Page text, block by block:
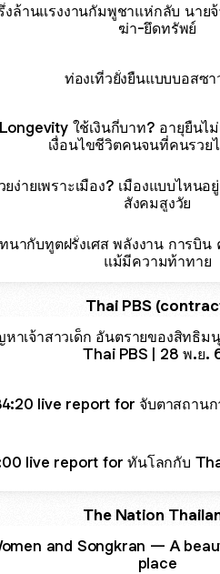
งล้านแรงงานกัมพูชาแห่กลับ นายจ้
ฆ่า-ยึดทรัพย์
ท่องเที่วยั่งยืนแบบบอสซ
Longevity ใช้เงินกี่บาท? อายุยืนไ
เงื่อนไขชีวิตคนจนที่คนรวย
ยง่ายเพราะเมือง? เมืองแบบไหน
สังคมสูงวัย
นากับทูตฝรั่งเศส พลังงาน การบิน
แม้มีความท้าทาย
Thai PBS
าเจ้าสาวเด็ก อันตรายของสิทธิ
Thai PBS | 28 พ.
live report for จับตาสถาน
live report for ทันโลกกับ
The Nation
and Songkran — A
place